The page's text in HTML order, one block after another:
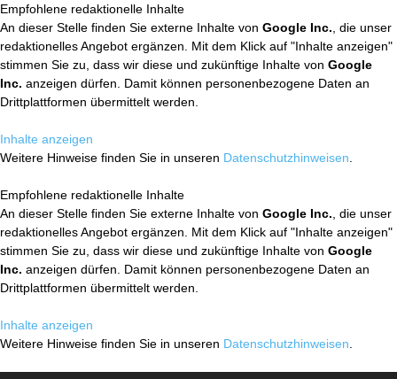
Empfohlene redaktionelle Inhalte
An dieser Stelle finden Sie externe Inhalte von Google Inc. , die unser
redaktionelles Angebot ergänzen. Mit dem Klick auf "Inhalte anzeigen"
stimmen Sie zu, dass wir diese und zukünftige Inhalte von Google
Inc. anzeigen dürfen. Damit können personenbezogene Daten an
Drittplattformen übermittelt werden.
Inhalte anzeigen
Weitere Hinweise finden Sie in unseren Datenschutzhinweisen
Empfohlene redaktionelle Inhalte
An dieser Stelle finden Sie externe Inhalte von Google Inc. , die unser
redaktionelles Angebot ergänzen. Mit dem Klick auf "Inhalte anzeigen"
stimmen Sie zu, dass wir diese und zukünftige Inhalte von Google
Inc. anzeigen dürfen. Damit können personenbezogene Daten an
Drittplattformen übermittelt werden.
Inhalte anzeigen
Weitere Hinweise finden Sie in unseren Datenschutzhinweisen